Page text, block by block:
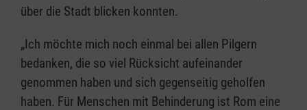
über die Stadt blicken konnten.
„Ich möchte mich noch einmal bei allen Pilgern
bedanken, die so viel Rücksicht aufeinander
genommen haben und sich gegenseitig geholfen
haben. Für Menschen mit Behinderung ist Rom eine